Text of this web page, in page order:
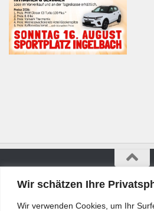
Wir schätzen Ihre
Wir verwenden Cookies, um Ihr
Bürgerkurier © 2026. Alle